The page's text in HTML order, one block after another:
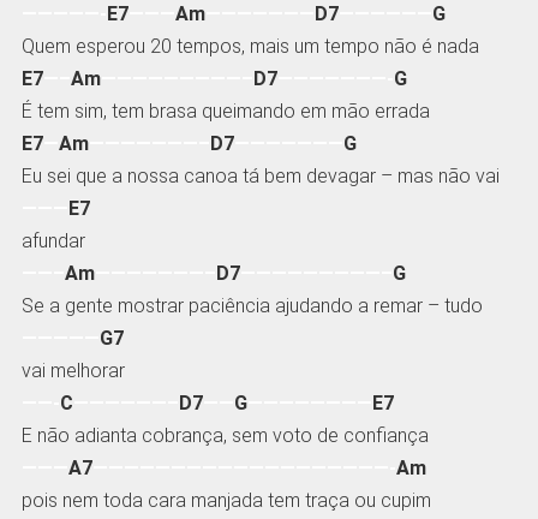
E7——— Am——————— D7—————— G
Quem esperou 20 tempos, mais um tempo não é nada
E7—– Am—————————– D7———————- G
É tem sim, tem brasa queimando em mão errada
E7— Am———————– D7——————— G
Eu sei que a nossa canoa tá bem devagar – mas não vai
E7
afundar
Am———————– D7—————————– G
Se a gente mostrar paciência ajudando a remar – tudo
G7
vai melhorar
C D7—— G———————— E7
E não adianta cobrança, sem voto de confiança
A7———————————————————- Am
pois nem toda cara manjada tem traça ou cupim